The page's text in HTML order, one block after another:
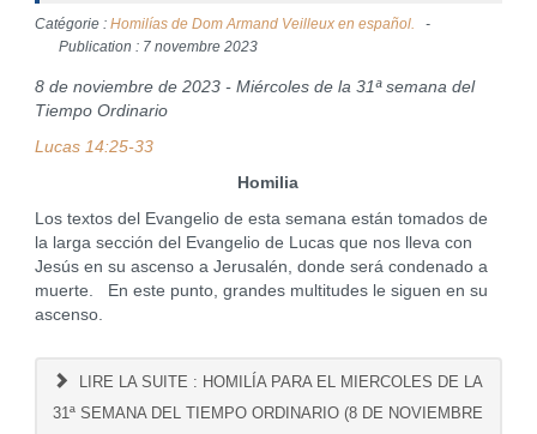
Catégorie : Homilías de Dom Armand Veilleux en español.
Publication : 7 novembre 2023
8 de noviembre de 2023 - Miércoles de la 31ª semana del
Tiempo Ordinario
Lucas 14:25-33
Homilia
Los textos del Evangelio de esta semana están tomados de
la larga sección del Evangelio de Lucas que nos lleva con
Jesús en su ascenso a Jerusalén, donde será condenado a
muerte. En este punto, grandes multitudes le siguen en su
ascenso.
LIRE LA SUITE : HOMILÍA PARA EL MIERCOLES DE LA
31ª SEMANA DEL TIEMPO ORDINARIO (8 DE NOVIEMBRE